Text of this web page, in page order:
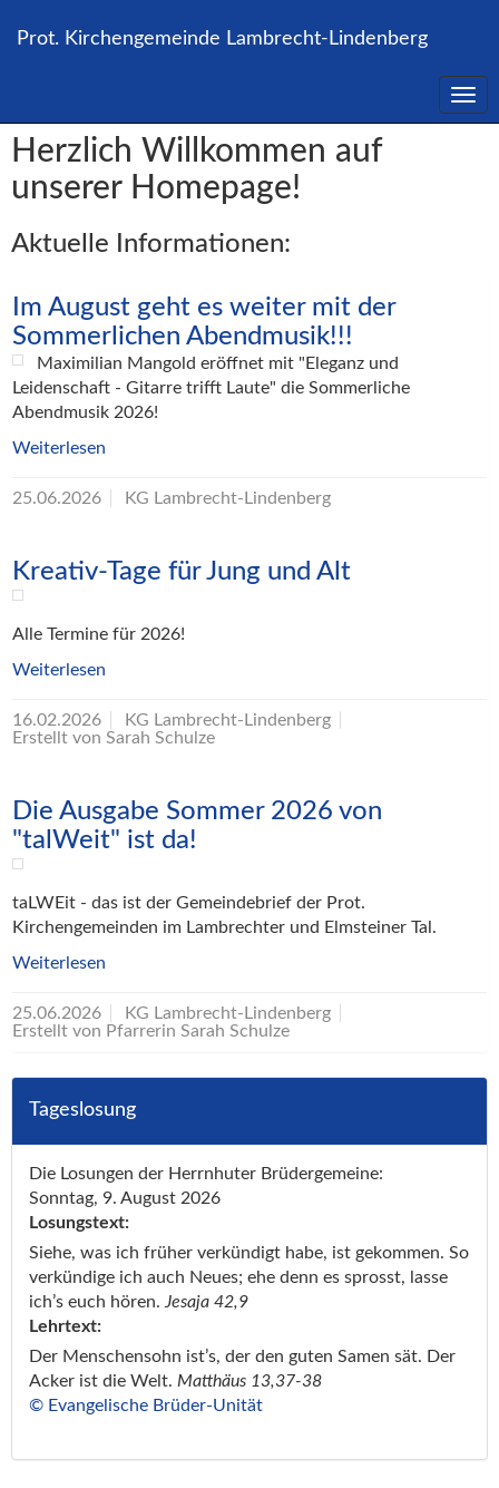
Prot. Kirchengemeinde Lambrecht-Lindenberg
zum
Herzlich Willkommen auf
unserer Homepage!
Aktuelle Informationen:
Im August geht es weiter mit der
Sommerlichen Abendmusik!!!
Maximilian Mangold eröffnet mit "Eleganz und
Leidenschaft - Gitarre trifft Laute" die Sommerliche
Abendmusik 2026!
Weiterlesen
25.06.2026 KG Lambrecht-Lindenberg
Kreativ-Tage für Jung und Alt
Alle Termine für 2026!
Weiterlesen
16.02.2026
KG Lambrecht-Lindenberg
Erstellt von Sarah Schulze
Die Ausgabe Sommer 2026 von
"talWeit" ist da!
taLWEit - das ist der Gemeindebrief der Prot.
Kirchengemeinden im Lambrechter und Elmsteiner Tal.
Weiterlesen
25.06.2026
KG Lambrecht-Lindenberg
Erstellt von Pfarrerin Sarah Schulze
Tageslosung
Die Losungen der Herrnhuter Brüdergemeine:
Sonntag, 9. August 2026
Losungstext:
Siehe, was ich früher verkündigt habe, ist gekommen. So
verkündige ich auch Neues; ehe denn es sprosst, lasse
ich’s euch hören. Jesaja 42,9
Lehrtext:
Der Menschensohn ist’s, der den guten Samen sät. Der
Acker ist die Welt. Matthäus 13,37-38
© Evangelische Brüder-Unität